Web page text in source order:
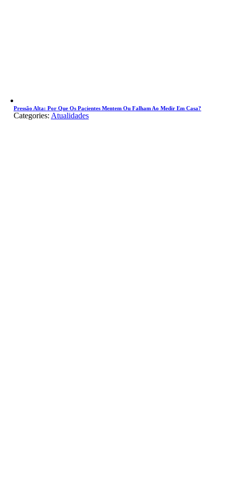
Pressão Alta: Por Que Os Pacientes Mentem Ou Falham Ao Medir Em Casa?
Categories: Atualidades